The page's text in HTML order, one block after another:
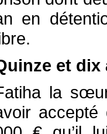
en
et dix
la